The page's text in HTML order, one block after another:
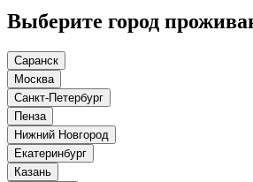
Выберите город
Саранск
Москва
Санкт-Петербург
Пенза
Нижний Новгород
Екатеринбург
Казань